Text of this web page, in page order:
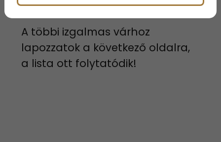
A többi izgalmas várhoz
lapozzatok a következő oldalra,
a lista ott folytatódik!